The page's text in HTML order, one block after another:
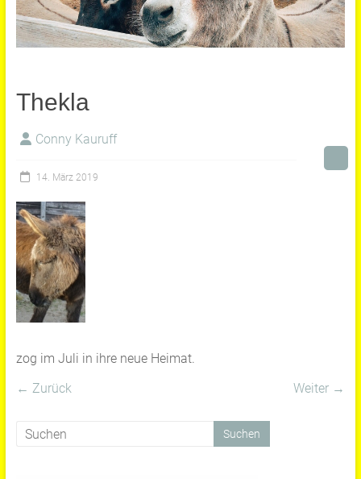
Thekla
Conny Kauruff
14. März 2019
zog im Juli in ihre neue Heimat.
← Zurück
Weiter →